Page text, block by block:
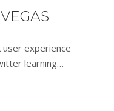
experience
learning…